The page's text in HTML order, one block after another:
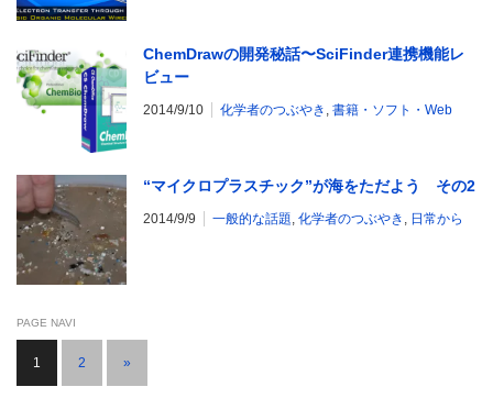
ChemDrawの開発秘話〜SciFinder連携機能レ
ビュー
2014/9/10 化学者のつぶやき 書籍・ソフト・Web
“マイクロプラスチック”が海をただよう その2
2014/9/9 一般的な話題 化学者のつぶやき 日常から
PAGE NAVI
1 2 »